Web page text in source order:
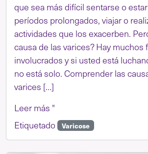
que sea más difícil sentarse o
períodos prolongados, viajar o
actividades que los exacerben.
causa de las varices? Hay muchos
involucrados y si usted está
no está solo. Comprender las
varices […]
Leer más "
Etiquetado
Varicose